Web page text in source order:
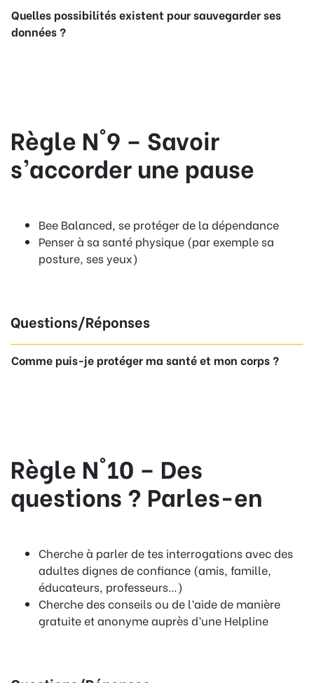
Quelles possibilités existent pour sauvegarder ses
données ?
Règle N°9 – Savoir
s’accorder une pause
Bee Balanced, se protéger de la dépendance
Penser à sa santé physique (par exemple sa
posture, ses yeux)
Questions/Réponses
Comme puis-je protéger ma santé et mon corps ?
Règle N°10 – Des
questions ? Parles-en
Cherche à parler de tes interrogations avec des
adultes dignes de confiance (amis, famille,
éducateurs, professeurs…)
Cherche des conseils ou de l’aide de manière
gratuite et anonyme auprès d’une Helpline